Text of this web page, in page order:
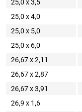
25,0 x 3,5
25,0 x 4,0
25,0 x 5,0
25,0 x 6,0
26,67 x 2,11
26,67 x 2,87
26,67 x 3,91
26,9 x 1,6